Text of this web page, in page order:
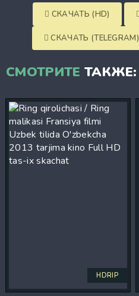
СКАЧАТЬ (HD)
СКАЧАТЬ (TELEGRAM)
СМОТРИТЕ ТАКЖЕ:
HDRIP